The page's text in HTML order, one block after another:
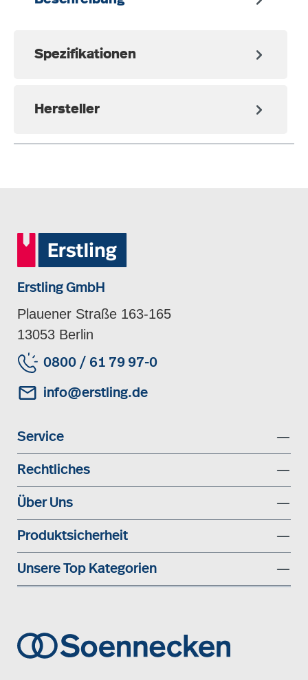
Spezifikationen
Hersteller
Erstling GmbH
Plauener Straße 163-165
13053 Berlin
0800 / 61 79 97-0
info@erstling.de
Service
Rechtliches
Über Uns
Produktsicherheit
Unsere Top Kategorien